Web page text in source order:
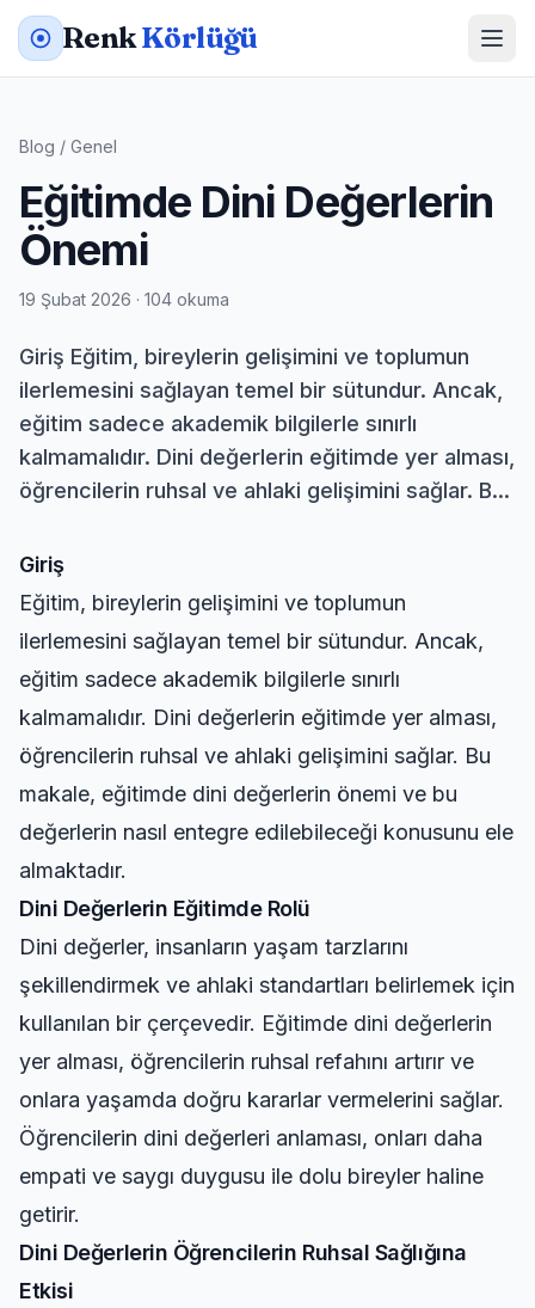
RenkKörlüğü
Blog / Genel
Eğitimde Dini Değerlerin
Önemi
19 Şubat 2026 · 104 okuma
Giriş Eğitim, bireylerin gelişimini ve toplumun
ilerlemesini sağlayan temel bir sütundur. Ancak,
eğitim sadece akademik bilgilerle sınırlı
kalmamalıdır. Dini değerlerin eğitimde yer alması,
öğrencilerin ruhsal ve ahlaki gelişimini sağlar. B...
Giriş
Eğitim, bireylerin gelişimini ve toplumun
ilerlemesini sağlayan temel bir sütundur. Ancak,
eğitim sadece akademik bilgilerle sınırlı
kalmamalıdır. Dini değerlerin eğitimde yer alması,
öğrencilerin ruhsal ve ahlaki gelişimini sağlar. Bu
makale, eğitimde dini değerlerin önemi ve bu
değerlerin nasıl entegre edilebileceği konusunu ele
almaktadır.
Dini Değerlerin Eğitimde Rolü
Dini değerler, insanların yaşam tarzlarını
şekillendirmek ve ahlaki standartları belirlemek için
kullanılan bir çerçevedir. Eğitimde dini değerlerin
yer alması, öğrencilerin ruhsal refahını artırır ve
onlara yaşamda doğru kararlar vermelerini sağlar.
Öğrencilerin dini değerleri anlaması, onları daha
empati ve saygı duygusu ile dolu bireyler haline
getirir.
Dini Değerlerin Öğrencilerin Ruhsal Sağlığına
Etkisi